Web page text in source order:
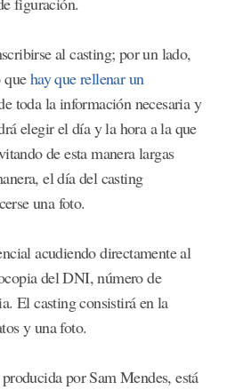
al casting; por un lado,
hay que rellenar un
toda la información necesaria y
elegir el día y la hora a la que
de esta manera largas
el día del casting
una foto.
acudiendo directamente al
del DNI, número de
El casting consistirá en la
y una foto.
por Sam Mendes, está